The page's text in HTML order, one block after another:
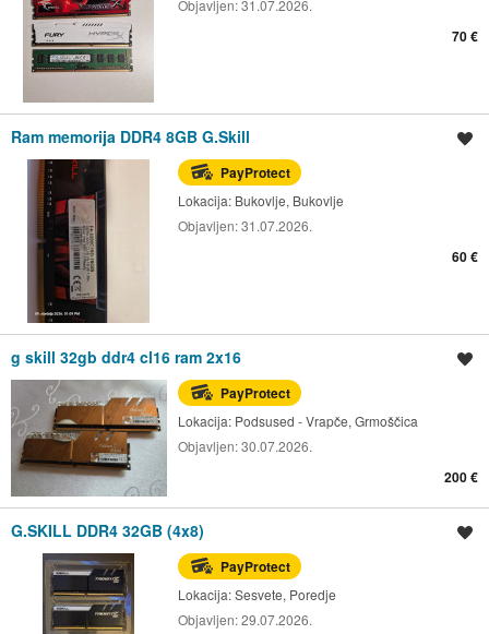
Objavljen:31.07.2026.
70 €
Ram memorija DDR4 8GB G.Skill
PayProtect
Lokacija: Bukovlje, Bukovlje
Objavljen:31.07.2026.
60 €
g skill 32gb ddr4 cl16 ram 2x16
PayProtect
Lokacija: Podsused - Vrapče, Grmoščica
Objavljen:30.07.2026.
200 €
G.SKILL DDR4 32GB (4x8)
PayProtect
Lokacija:Sesvete, Poredje
Objavljen:29.07.2026.